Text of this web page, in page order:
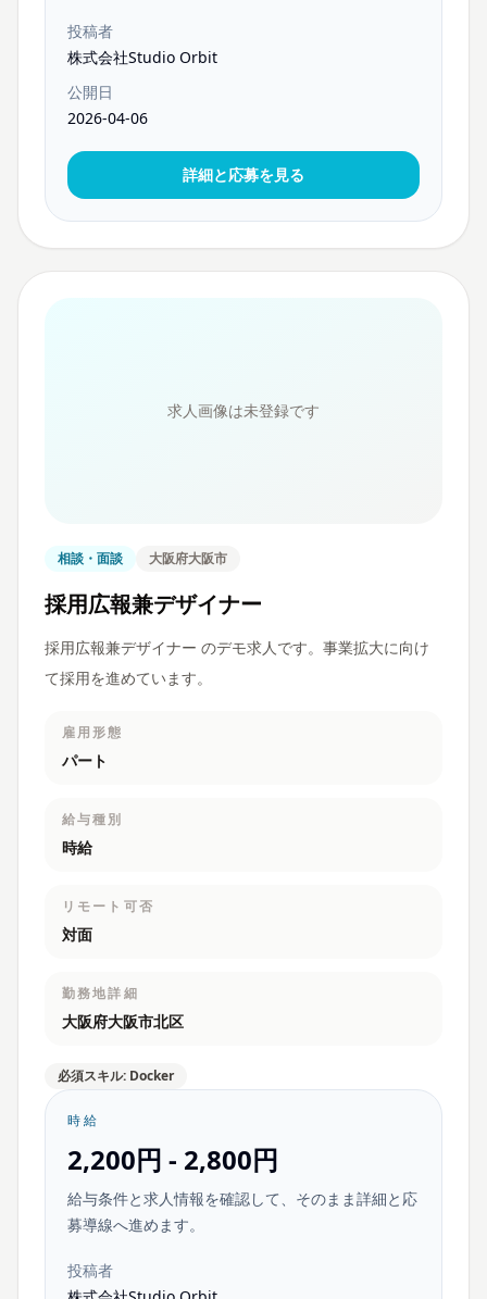
投稿者
株式会社Studio Orbit
公開日
2026-04-06
詳細と応募を見る
求人画像は未登録です
相談・面談 大阪府大阪市
採用広報兼デザイナー
採用広報兼デザイナー のデモ求人です。事業拡大に向け
て採用を進めています。
雇用形態
パート
給与種別
時給
リモート可否
対面
勤務地詳細
大阪府大阪市北区
必須スキル: Docker
時給
2,200円 - 2,800円
給与条件と求人情報を確認して、そのまま詳細と応
募導線へ進めます。
投稿者